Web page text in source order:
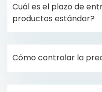
Cuál es el plazo de
productos estándar?
Cómo controlar la